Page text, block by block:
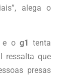
alega o
e o g1 tenta
ressalta que
presas